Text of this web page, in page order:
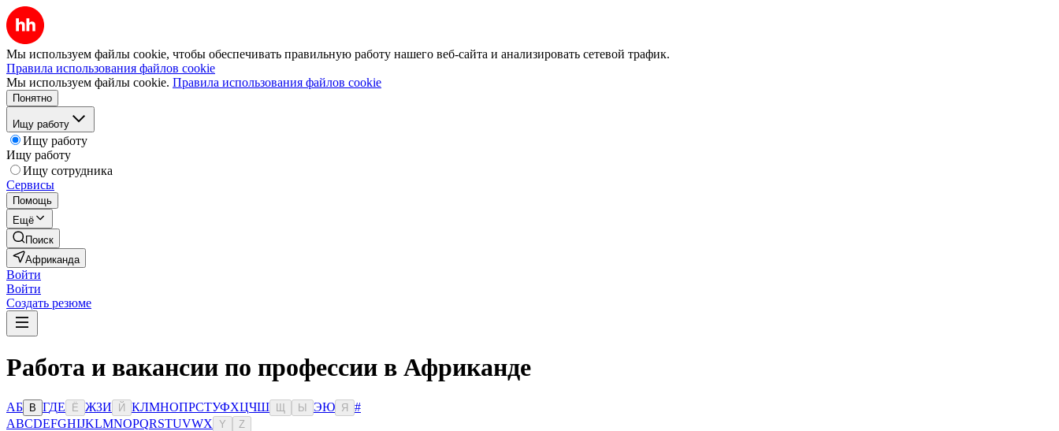
Мы используем файлы cookie, чтобы обеспечивать правильную работу нашего веб-сайта и анализировать сетевой трафик.
Правила использования файлов cookie
Мы используем файлы cookie. Правила использования файлов cookie
Понятно
Ищу работу
Ищу работу
Ищу работу
Ищу сотрудника
Сервисы
Помощь
Ещё
Поиск
Африканда
Войти
Войти
Создать резюме
Работа и вакансии по профессии в Африканде
АБ В ГДЕ Ё ЖЗИ Й КЛМНОПРСТУФХЦЧШ Ы ЭЮ Я
#
ABCDEFGHIJKLMNOPQRSTUVWX Y Z